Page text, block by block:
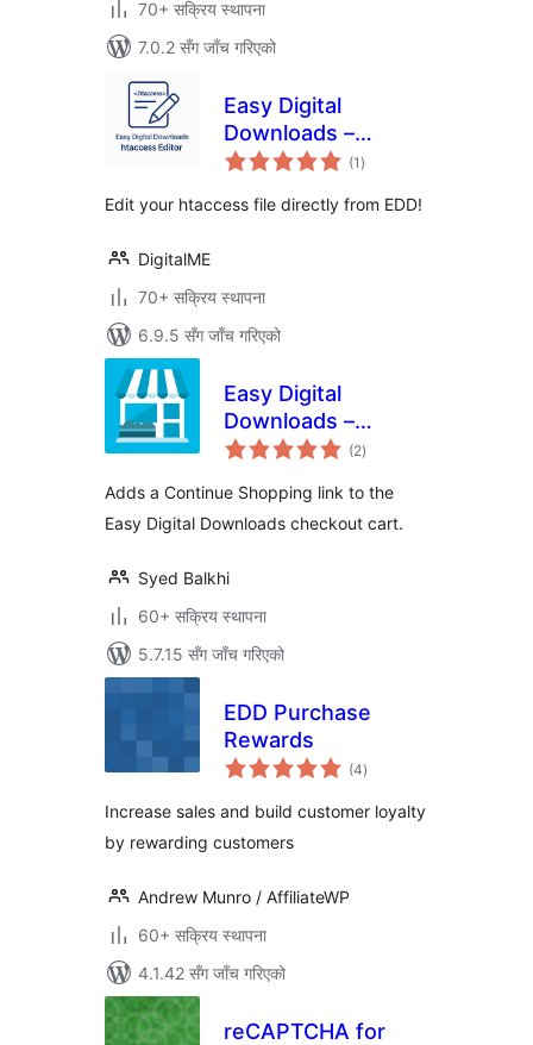
70+ सक्रिय स्थापना
7.0.2 सँग जाँच गरिएको
Easy Digital
Downloads –
htaccess Editor
(1 कुल
रेटिङ्गहरू
)
Edit your htaccess file directly from EDD!
DigitalME
70+ सक्रिय स्थापना
6.9.5 सँग जाँच गरिएको
Easy Digital
Downloads –
Continue Shopping
(2कुल
रेटिङ्गहरू
)
Adds a Continue Shopping link to the
Easy Digital Downloads checkout cart.
Syed Balkhi
60+ सक्रिय स्थापना
5.7.15 सँग जाँच गरिएको
EDD Purchase
Rewards
(4कुल
रेटिङ्गहरू
)
Increase sales and build customer loyalty
by rewarding customers
Andrew Munro / AffiliateWP
60+ सक्रिय स्थापना
4.1.42 सँग जाँच गरिएको
reCAPTCHA for